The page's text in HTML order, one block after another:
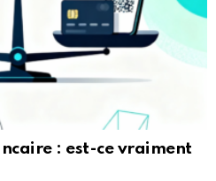
: est-ce vraiment